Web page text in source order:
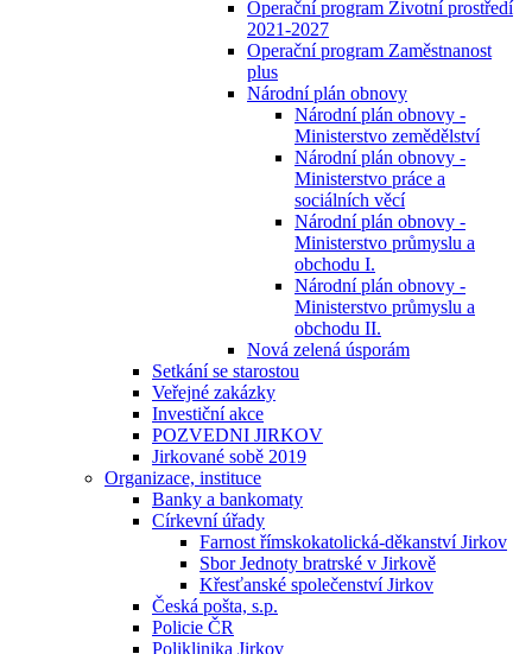
Operační program Životní prostředí
2021-2027
Operační program Zaměstnanost
plus
Národní plán obnovy
Národní plán obnovy -
Ministerstvo zemědělství
Národní plán obnovy -
Ministerstvo práce a
sociálních věcí
Národní plán obnovy -
Ministerstvo průmyslu a
obchodu I.
Národní plán obnovy -
Ministerstvo průmyslu a
obchodu II.
Nová zelená úsporám
Setkání se starostou
Veřejné zakázky
Investiční akce
POZVEDNI JIRKOV
Jirkované sobě 2019
Organizace, instituce
Banky a bankomaty
Církevní úřady
Farnost římskokatolická-děkanství Jirkov
Sbor Jednoty bratrské v Jirkově
Křesťanské společenství Jirkov
Česká pošta, s.p.
Policie ČR
Poliklinika Jirkov